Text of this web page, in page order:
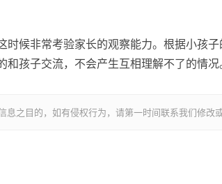
时候非常考验家长的观察能力。根据小孩
孩子交流，不会产生互相理解不了的情况
之目的，如有侵权行为，请第一时间联系我们修改或